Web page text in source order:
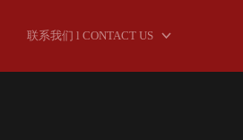
联系我们 l CONTACT US